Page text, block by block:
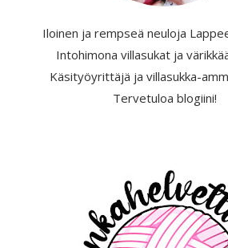
Iloinen ja rempseä neuloja
Intohimona villasukat ja
Käsityöyrittäjä ja villasukka-
Tervetuloa blogiini!